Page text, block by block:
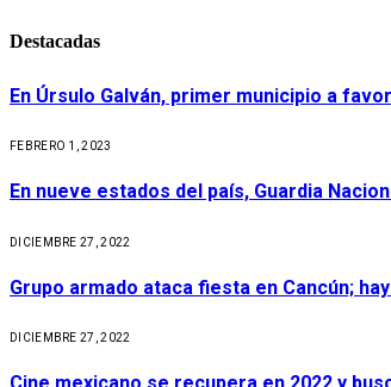
Destacadas
En Úrsulo Galván, primer municipio a
FEBRERO 1, 2023
En nueve estados del país, Guardia
DICIEMBRE 27, 2022
Grupo armado ataca fiesta en Cancún;
DICIEMBRE 27, 2022